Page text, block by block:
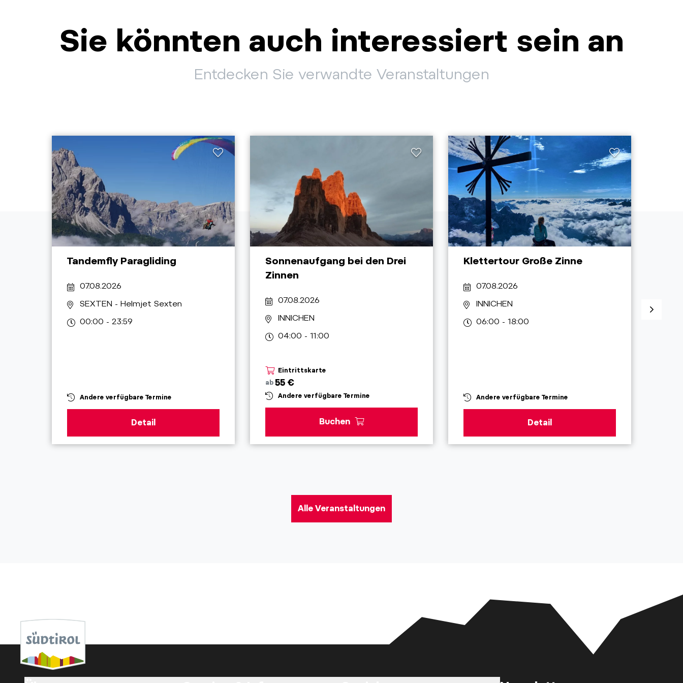
Sie könnten auch interessiert sein an
Entdecken Sie verwandte Veranstaltungen
Tandemfly Paragliding
07.08.2026
SEXTEN - Helmjet Sexten
00:00 - 23:59
Andere verfügbare Termine
Detail
Sonnenaufgang bei den Drei
Zinnen
07.08.2026
INNICHEN
04:00 - 11:00
Eintrittskarte
ab 55 €
Andere verfügbare Termine
Buchen
Klettertour Große Zinne
07.08.2026
INNICHEN
06:00 - 18:00
Andere verfügbare Termine
Detail
Alle Veranstaltungen